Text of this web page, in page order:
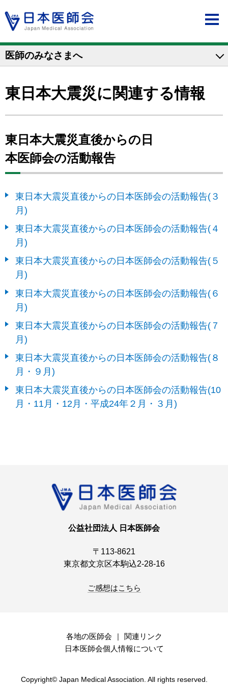
医師のみなさまへ
東日本大震災に関連する情報
東日本大震災直後からの日
本医師会の活動報告
東日本大震災直後からの日本医師会の活動報告(３
月)
東日本大震災直後からの日本医師会の活動報告(４
月)
東日本大震災直後からの日本医師会の活動報告(５
月)
東日本大震災直後からの日本医師会の活動報告(６
月)
東日本大震災直後からの日本医師会の活動報告(７
月)
東日本大震災直後からの日本医師会の活動報告(８
月・９月)
東日本大震災直後からの日本医師会の活動報告(10
月・11月・12月・平成24年２月・３月)
公益社団法人 日本医師会
〒113-8621
東京都文京区本駒込2-28-16
ご感想はこちら
各地の医師会
関連リンク
日本医師会個人情報について
Copyright© Japan Medical Association. All rights reserved.